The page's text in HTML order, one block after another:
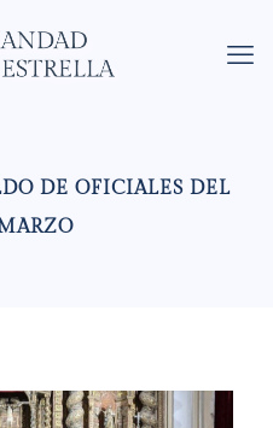
DE OFICIALES DEL